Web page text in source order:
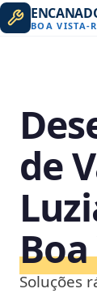
BOA VISTA-
de
Boa
Soluções